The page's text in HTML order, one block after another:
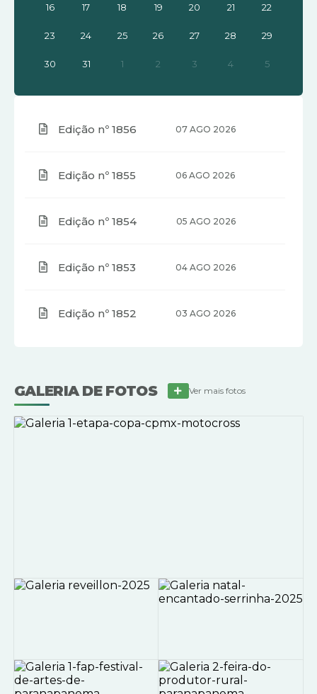
16 17 18 19 20 21 22
23 24 25 26 27 28 29
30 31 1 2 3 4 5
Edição nº 1856 07 AGO 2026
Edição nº 1855 06 AGO 2026
Edição nº 1854 05 AGO 2026
Edição nº 1853 04 AGO 2026
Edição nº 1852 03 AGO 2026
GALERIA DE FOTOS Ver mais fotos